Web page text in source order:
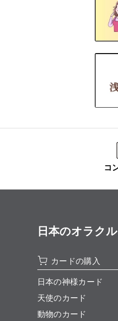
コ
日本のオラク
カードの購入
日本の神様カード
天使のカード
動物のカード